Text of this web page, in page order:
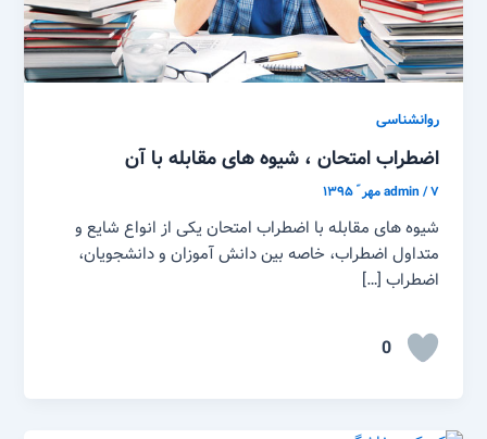
روانشناسی
اضطراب امتحان ، شیوه های مقابله با آن
admin/۷ مهر ّ ۱۳۹۵
شیوه های مقابله با اضطراب امتحان یکی از انواع شایع و
متداول اضطراب، خاصه بین دانش آموزان و دانشجویان،
اضطراب […]
0